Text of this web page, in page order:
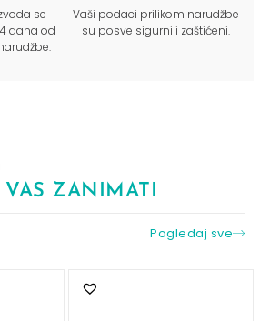
se
dana od
Vaši podaci prilikom narudžbe
su posve sigurni i zaštićeni.
ZANIMATI
Pogledaj sve